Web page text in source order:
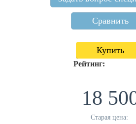
Сравнить
Купить
Рейтинг:
18
Старая цена: